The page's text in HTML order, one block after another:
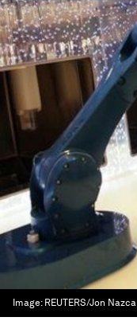
Image: REUTERS/Jon Nazca